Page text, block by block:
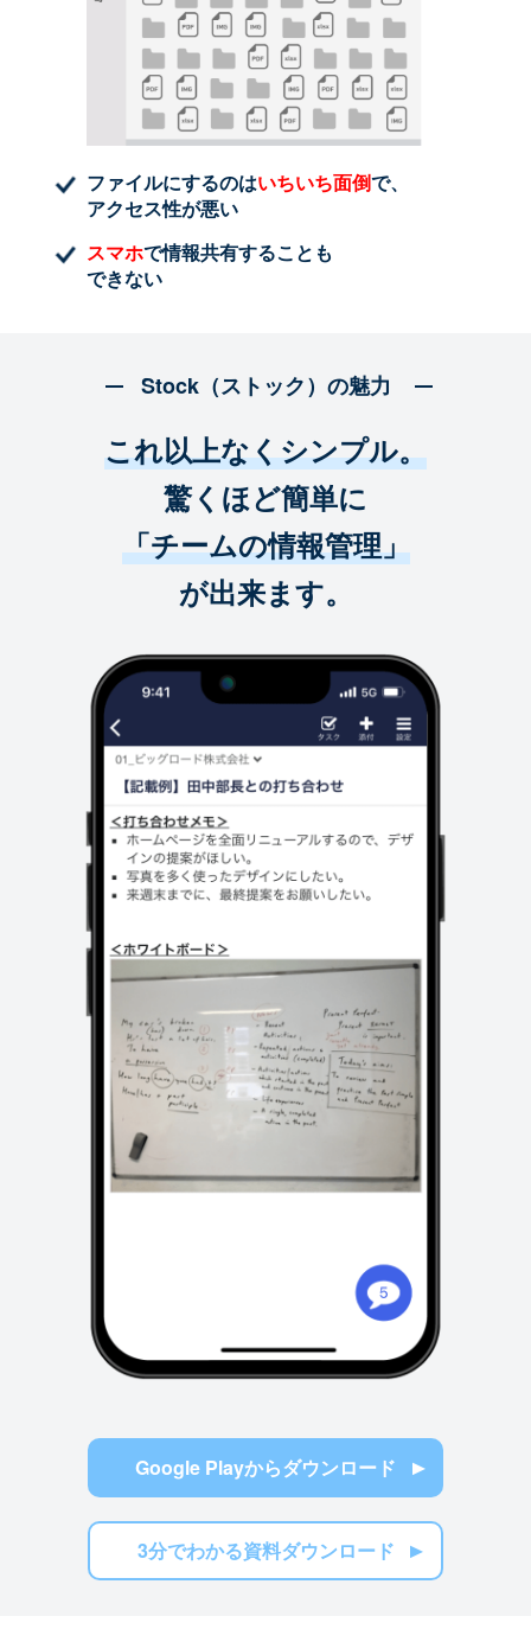
ファイルにするのはいちいち面倒で、
アクセス性が悪い
スマホで情報共有することも
できない
Stock（ストック）の魅力
これ以上なくシンプル。
驚くほど簡単に
「チームの情報管理」
が出来ます。
Google Playからダウンロード
3分でわかる資料ダウンロード